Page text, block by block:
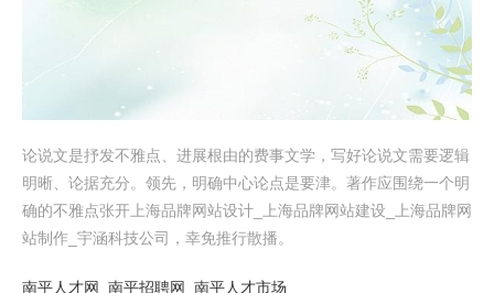
论说文是抒发不雅点、进展根由的费事文学，写好论说文需要逻辑
明晰、论据充分。领先，明确中心论点是要津。著作应围绕一个明
确的不雅点张开上海品牌网站设计_上海品牌网站建设_上海品牌网
站制作_宇涵科技公司，幸免推行散播。
南平人才网_南平招聘网_南平人才市场